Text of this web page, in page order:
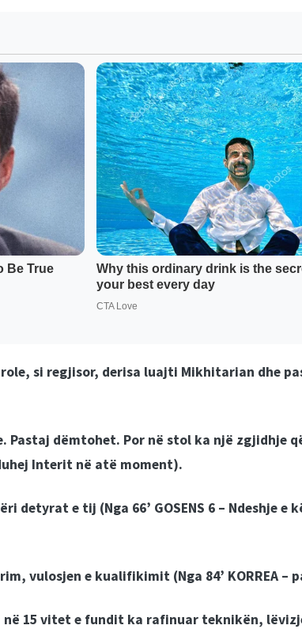
si regjisor, derisa luajti Mikhitarian dhe
Pastaj dëmtohet. Por në stol ka një zgjidhje
Interit në atë moment).
detyrat e tij (Nga 66’ GOSENS 6 – Ndeshje e
vulosjen e kualifikimit (Nga 84’ KORREA –
në 15 vitet e fundit ka rafinuar teknikën,